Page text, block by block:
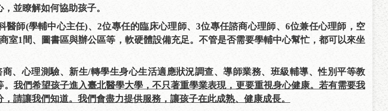
並瞭解如何協助孩子。
醫師(學輔中心主任)、2位專任的臨床心理師、3位專任諮商心理師、6位兼任心理師，空
室1 間、圖書區與辦公區等，軟硬體設備充足。不管是否需要學輔中心幫忙，都可以來坐
、心理測驗、新生/轉學生身心生活適應狀況調查、導師業務、班級輔導、性別平等教
我們希望孩子進入臺北醫學大學，不只著重學業表現，更要重視身心健康。若有需要我
請讓我們知道。我們會盡力提供服務，讓孩子在此成熟、健康成長。